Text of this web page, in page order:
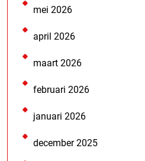
mei 2026
april 2026
maart 2026
februari 2026
januari 2026
december 2025